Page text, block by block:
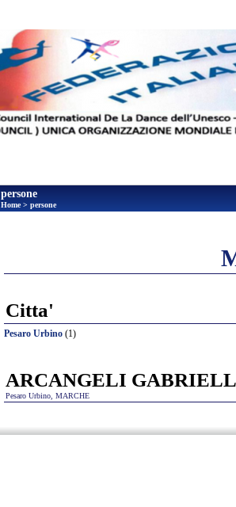
persone
Home> persone
Citta'
Pesaro Urbino (1)
ARCANGELI
Pesaro Urbino MARCHE